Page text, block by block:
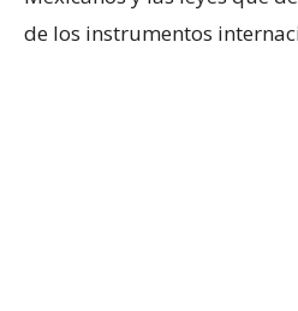
de los instrumentos